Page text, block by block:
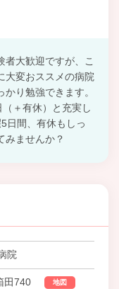
者大歓迎ですが、こ
大変おススメの病院
り勉強できます。
＋有休）と充実し
日間、有休もしっ
みませんか？
院
田740 地図